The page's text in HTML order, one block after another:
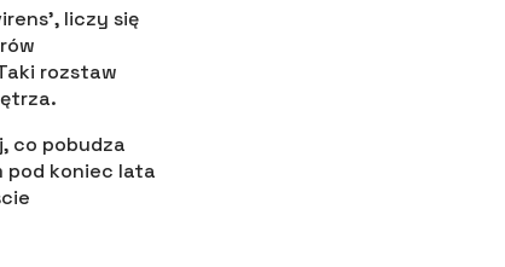
liczy się
rozstaw
co pobudza
pod koniec lata